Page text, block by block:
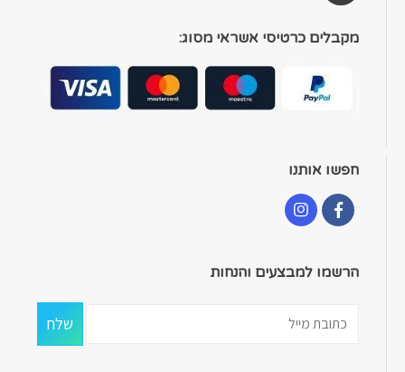
מקבלים כרטיסי אשראי מסוג:
חפשו אותנו
הרשמו למבצעים והנחות